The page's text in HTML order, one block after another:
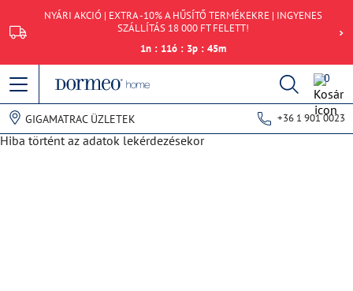
NYÁRI AKCIÓ | EXTRA -10% A HŰSÍTŐ TERMÉKEKRE | INGYENES
SZÁLLÍTÁS 18 000 FT FELETT!
1n : 11ó : 3p : 45m
0
GIGAMATRAC ÜZLETEK +36 1 901 0023
Hiba történt az adatok lekérdezésekor